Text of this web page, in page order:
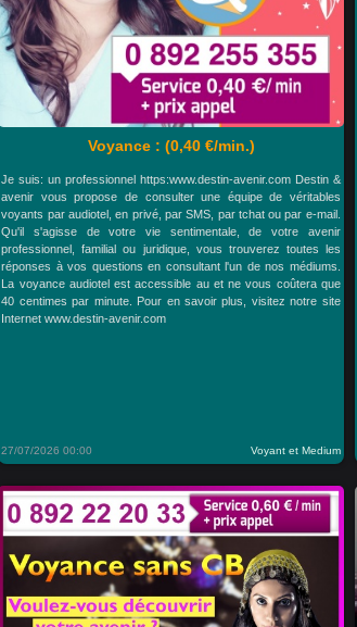
Voyance : (0,40 €/min.)
Je suis: un professionnel https:www.destin-avenir.com Destin &
avenir vous propose de consulter une équipe de véritables
voyants par audiotel, en privé, par SMS, par tchat ou par e-mail.
Qu'il s'agisse de votre vie sentimentale, de votre avenir
professionnel, familial ou juridique, vous trouverez toutes les
réponses à vos questions en consultant l'un de nos médiums.
La voyance audiotel est accessible au et ne vous coûtera que
40 centimes par minute. Pour en savoir plus, visitez notre site
Internet www.destin-avenir.com
27/07/2026 00:00 Voyant et Medium